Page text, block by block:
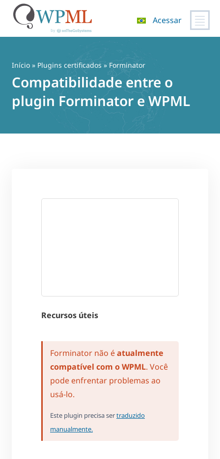
Acessar
Início » Plugins certificados » Forminator
Compatibilidade entre o
plugin Forminator e WPML
Recursos úteis
Forminator não éatualmente
compatível com o WPML. Você
pode enfrentar problemas ao
usá-lo.
Este plugin precisa sertraduzido
manualmente.